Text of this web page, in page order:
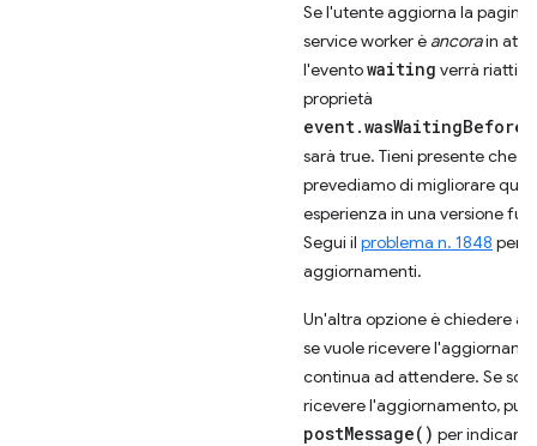
Se l'utente aggiorna la pagina
service worker è ancorain
l'eventowaiting verrà
proprietà
sarà true. Tieni presente che
prevediamo di migliorare
esperienza in una versione
Segui il problema n. 1848 per
aggiornamenti.
Un'altra opzione è chiedere
se vuole ricevere
continua ad attendere. Se
ricevere l'aggiornamento,
postMessage() per indicare